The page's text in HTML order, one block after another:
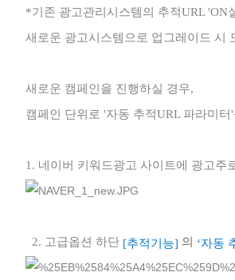
*기존 광고관리시스템의 추적URL 'ON
새로운 광고시스템으로 업그레이드 시
새로운 캠페인을 진행하실 경우,
캠페인 단위로 '자동 추적URL 파라미
1. 네이버 키워드광고 사이트에 광고주
2. 고급옵션 하단 [추적기능] 의 ‘자동